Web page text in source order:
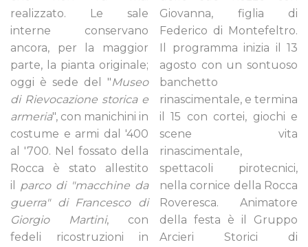
realizzato. Le sale
interne conservano
ancora, per la maggior
parte, la pianta originale;
oggi è sede del "Museo
di Rievocazione storica e
armeria", con manichini in
costume e armi dal '400
al '700. Nel fossato della
Rocca è stato allestito
il parco di "macchine da
guerra" di Francesco di
Giorgio Martini, con
fedeli ricostruzioni in
Giovanna, figlia di
Federico di Montefeltro.
Il programma inizia il 13
agosto con un sontuoso
banchetto
rinascimentale, e termina
il 15 con cortei, giochi e
scene vita
rinascimentale,
spettacoli pirotecnici,
nella cornice della Rocca
Roveresca. Animatore
della festa è il Gruppo
Arcieri Storici di